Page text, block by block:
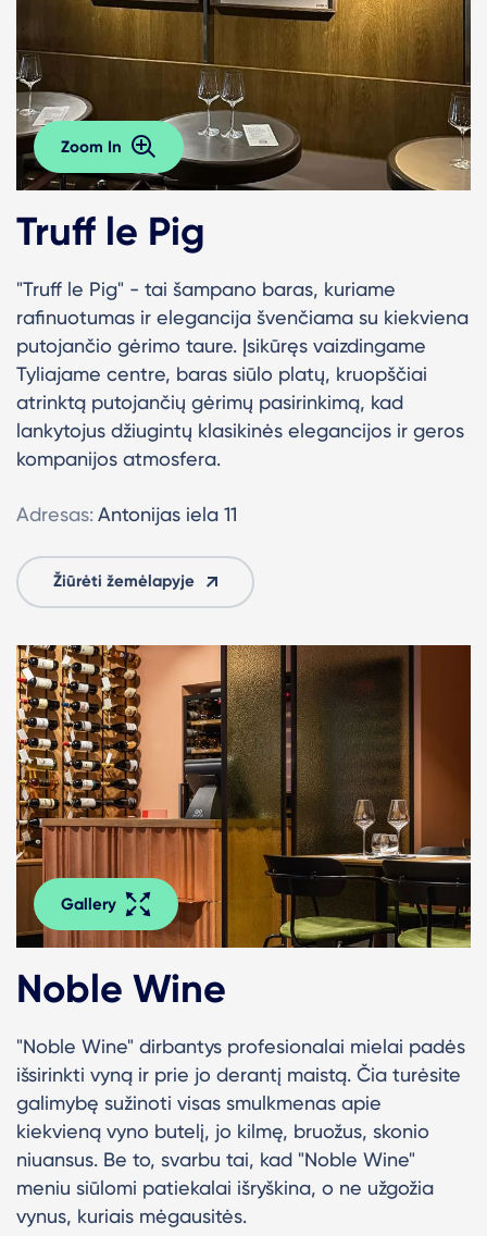
Zoom In
Truff le Pig
"Truff le Pig" - tai šampano baras, kuriame
rafinuotumas ir elegancija švenčiama su kiekviena
putojančio gėrimo taure. Įsikūręs vaizdingame
Tyliajame centre, baras siūlo platų, kruopščiai
atrinktą putojančių gėrimų pasirinkimą, kad
lankytojus džiugintų klasikinės elegancijos ir geros
kompanijos atmosfera.
Adresas: Antonijas iela 11
Žiūrėti žemėlapyje
Gallery
Noble Wine
"Noble Wine" dirbantys profesionalai mielai padės
išsirinkti vyną ir prie jo derantį maistą. Čia turėsite
galimybę sužinoti visas smulkmenas apie
kiekvieną vyno butelį, jo kilmę, bruožus, skonio
niuansus. Be to, svarbu tai, kad "Noble Wine"
meniu siūlomi patiekalai išryškina, o ne užgožia
vynus, kuriais mėgausitės.